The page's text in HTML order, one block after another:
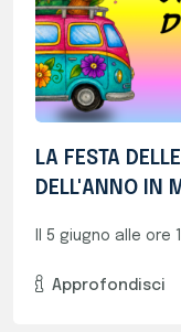
Approfondisci